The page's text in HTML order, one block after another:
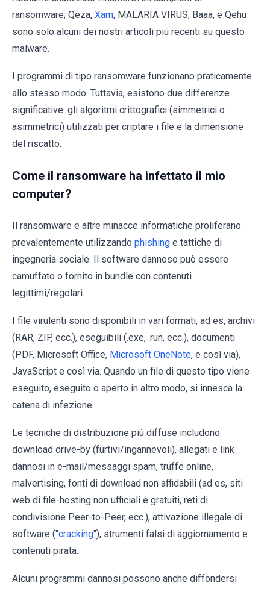
ransomware; Qeza, Xam, MALARIA VIRUS, Baaa, e Qehu
sono solo alcuni dei nostri articoli più recenti su questo
malware.
I programmi di tipo ransomware funzionano praticamente
allo stesso modo. Tuttavia, esistono due differenze
significative: gli algoritmi crittografici (simmetrici o
asimmetrici) utilizzati per criptare i file e la dimensione
del riscatto.
Come il ransomware ha infettato il mio
computer?
Il ransomware e altre minacce informatiche proliferano
prevalentemente utilizzando phishing e tattiche di
ingegneria sociale. Il software dannoso può essere
camuffato o fornito in bundle con contenuti
legittimi/regolari.
I file virulenti sono disponibili in vari formati, ad es, archivi
(RAR, ZIP, ecc.), eseguibili (.exe, .run, ecc.), documenti
(PDF, Microsoft Office, Microsoft OneNote, e così via),
JavaScript e così via. Quando un file di questo tipo viene
eseguito, eseguito o aperto in altro modo, si innesca la
catena di infezione.
Le tecniche di distribuzione più diffuse includono:
download drive-by (furtivi/ingannevoli), allegati e link
dannosi in e-mail/messaggi spam, truffe online,
malvertising, fonti di download non affidabili (ad es, siti
web di file-hosting non ufficiali e gratuiti, reti di
condivisione Peer-to-Peer, ecc.), attivazione illegale di
software ("cracking"), strumenti falsi di aggiornamento e
contenuti pirata.
Alcuni programmi dannosi possono anche diffondersi